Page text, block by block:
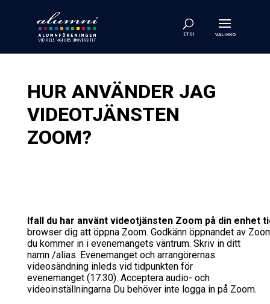
HUR ANVÄNDER JAG
VIDEOTJÄNSTEN
ZOOM?
Ifalldu har använt videotjänsten Zoom på din enhet
browser dig att öppna Zoom. Godkänn öppnandetav
du kommer in i evenemangets väntrum. Skriv in ditt
namn /alias. Evenemanget och arrangörernas
videosändning inleds vid tidpunkten för
evenemanget (17.30). Acceptera audio- och
videoinställningarnaDu behöver inte loggain på Zoom.